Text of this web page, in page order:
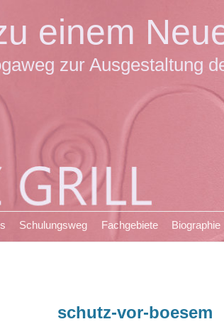
einem
zur Ausgestaltung
Schulungsweg Fachgebiete Biographie
schutz-vor-boesem